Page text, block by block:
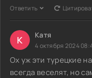
Ответить
К Катя
4 октября 2024
Ох уж эти турецкие
всегда веселят, но